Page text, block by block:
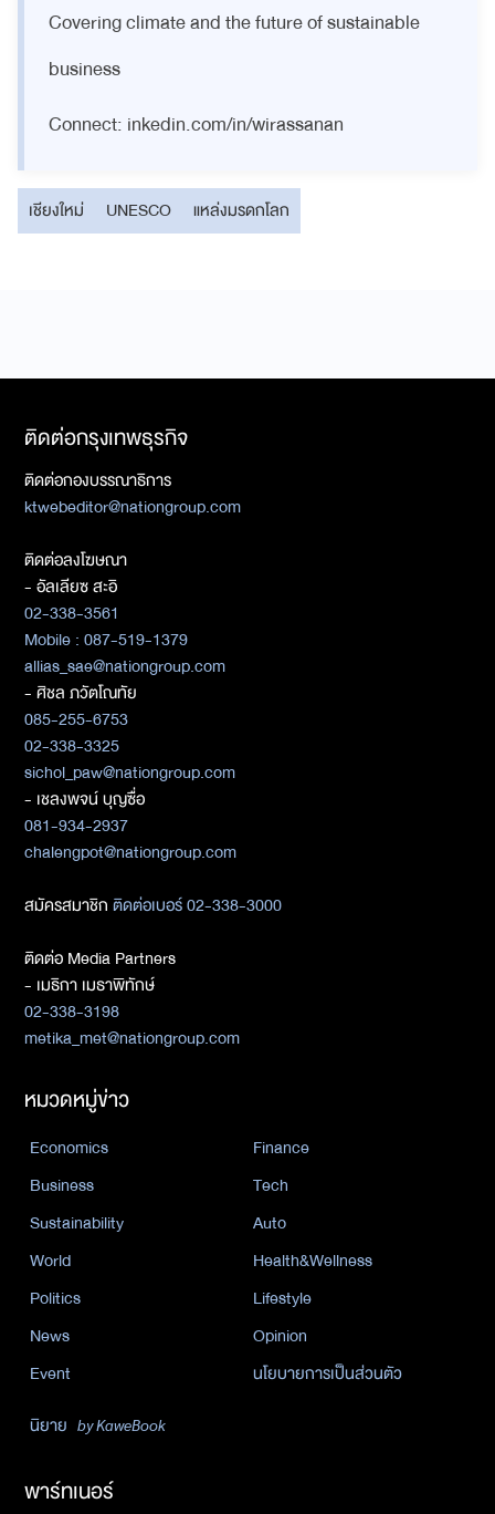
Covering climate and the future of sustainable
business
Connect: inkedin.com/in/wirassanan
เชียงใหม่ UNESCO แหล่งมรดกโลก
ติดต่อกรุงเทพธุรกิจ
ติดต่อกองบรรณาธิการ
ktwebeditor@nationgroup.com
ติดต่อลงโฆษณา
- อัลเลียซ สะอิ
02-338-3561
Mobile : 087-519-1379
allias_sae@nationgroup.com
- ศิชล ภวัตโณทัย
085-255-6753
02-338-3325
sichol_paw@nationgroup.com
- เชลงพจน์ บุญซื่อ
081-934-2937
chalengpot@nationgroup.com
สมัครสมาชิกติดต่อเบอร์ 02-338-3000
ติดต่อ Media Partners
- เมธิกา เมธาพิทักษ์
02-338-3198
metika_met@nationgroup.com
หมวดหมู่ข่าว
Economics
Finance
Business
Tech
Sustainability
Auto
World
Health&Wellness
Politics
Lifestyle
News
Opinion
Event
นโยบายการเป็นส่วนตัว
นิยาย by KaweBook
พาร์ทเนอร์